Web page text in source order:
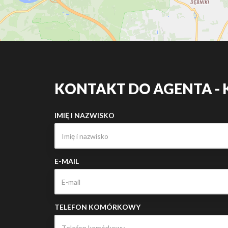
KONTAKT DO AGENTA -
IMIĘ I NAZWISKO
E-MAIL
TELEFON KOMÓRKOWY